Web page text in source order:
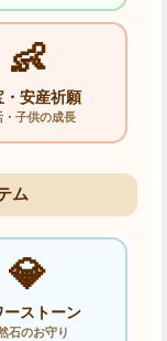
👶
・安産祈願
・子供の成長
ム
💎
ーストーン
石のお守り